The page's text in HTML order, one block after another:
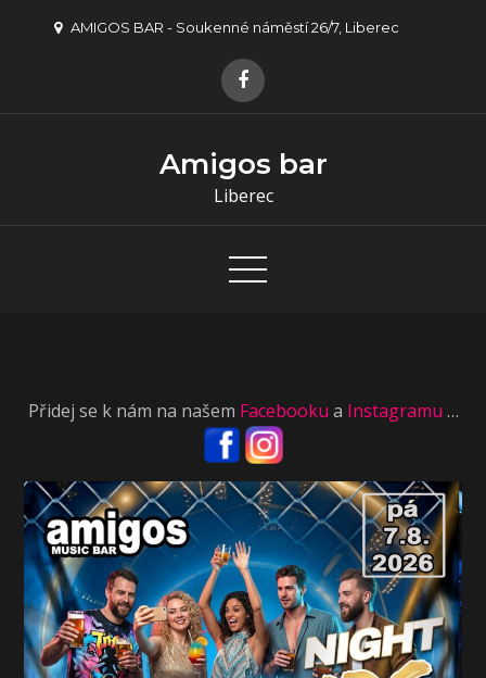
AMIGOS BAR - Soukenné náměstí 26/7, Liberec
Amigos bar
Liberec
Přidej se k nám na našem Facebooku a Instagramu …